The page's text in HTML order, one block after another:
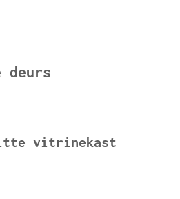
vitrinekast